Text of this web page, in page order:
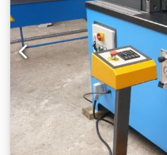
systemu tylnego zderzaka
Wykrywanie podwójnych
NC :- Generowanie
Platforma (300 mm) do
sprzęt BendMaster :-
do tylnego zderzaka 6-
chwytaka :- Chwytak
Modułowy chwytak
chwytaki) :- Sprzęgło